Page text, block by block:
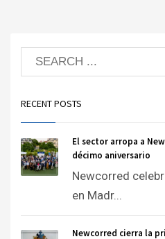
RECENT POSTS
El sector arropa a
décimo aniversario
Newcorred
en Madr...
Newcorred cierra la